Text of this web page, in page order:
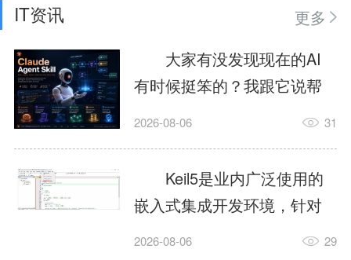
IT资讯
更多
大家有没发现现在的AI
有时候挺笨的？我跟它说帮
我订个明天早上的闹钟，它
这样？因为AI，就是个只会
耍嘴皮子的书呆子。它脑子
里有海量知识，但没有真正
激发出来实力。而
2026-08-06 31
Keil5是业内广泛使用的
嵌入式集成开发环境，针对
ARM、51内核单片机提供编
2026-08-06 29